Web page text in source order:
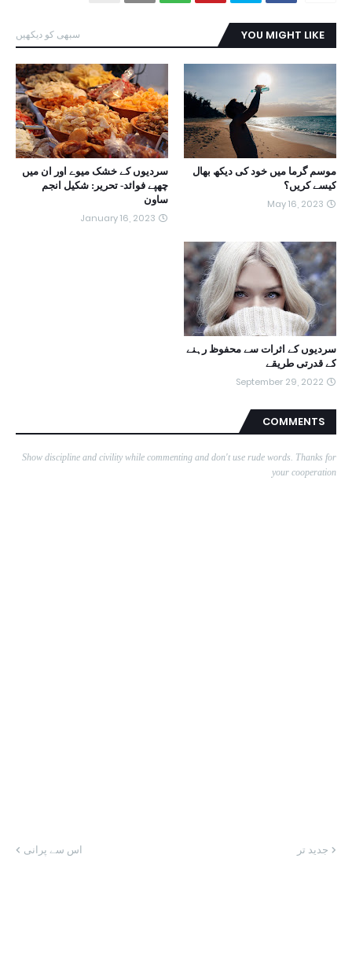
YOU MIGHT LIKE سبھی کو دیکھیں
موسم گرما میں خود کی دیکھ بھال
کیسے کریں؟
May 16, 2023
سردیوں کے خشک میوے اور ان میں
چھپے فوائد- تحریر: شکیل انجم
ساون
January 16, 2023
سردیوں کے اثرات سے محفوظ رہنے
کے قدرتی طریقے
September 29, 2022
COMMENTS
Show discipline and civility while commenting and don't use rude words. Thanks for
your cooperation
جدید تر اس سے پرانی